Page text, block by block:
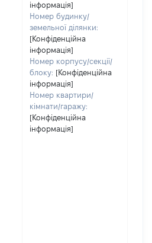
інформація]
Номер будинку/
земельної ділянки:
[Конфіденційна
інформація]
Номер корпусу/секції/
блоку: [Конфіденційна
інформація]
Номер квартири/
кімнати/гаражу:
[Конфіденційна
інформація]